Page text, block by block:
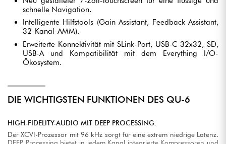
schnelle Navigation.
Intelligente Hilfstools (Gain Assistant, Feedback Assistant,
32-Kanal-AMM).
Erweiterte Konnektivität mit SLink-Port, USB-C 32x32, SD,
USB-A und Kompatibilität mit dem Everything I/O-
Ökosystem.
DIE WICHTIGSTEN FUNKTIONEN DES QU-6
HIGH-FIDELITY-AUDIO MIT DEEP PROCESSING.
Der XCVI-Prozessor mit 96 kHz sorgt für eine extrem niedrige Latenz.
DEEP Processing bietet in jedem Kanal integrierte Kompressoren und